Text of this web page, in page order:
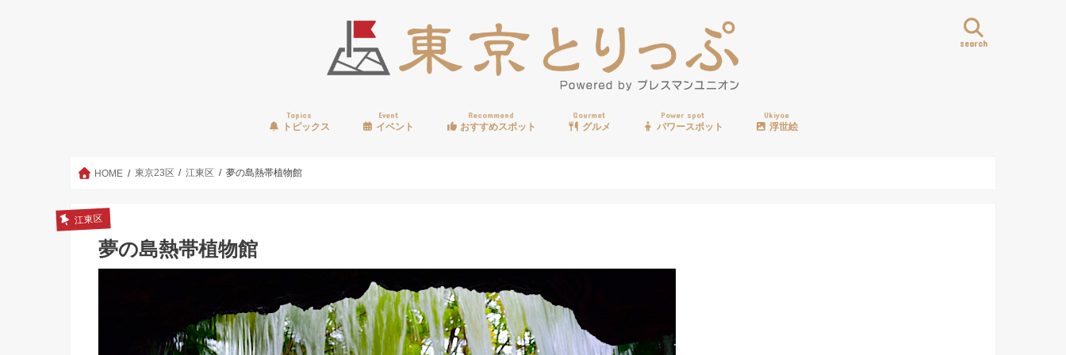
search
Topics
トピックス
Event
イベント
Recommend
おすすめスポット
Gourmet
グルメ
Power spot
パワースポット
Ukiyoe
浮世絵
HOME 東京23区 江東区 夢の島熱帯植物館
江東区
夢の島熱帯植物館